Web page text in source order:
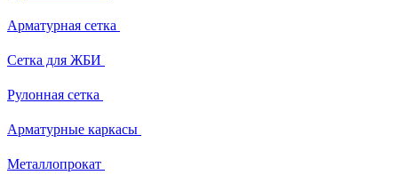
Арматурная сетка
Сетка для ЖБИ
Рулонная сетка
Арматурные каркасы
Металлопрокат